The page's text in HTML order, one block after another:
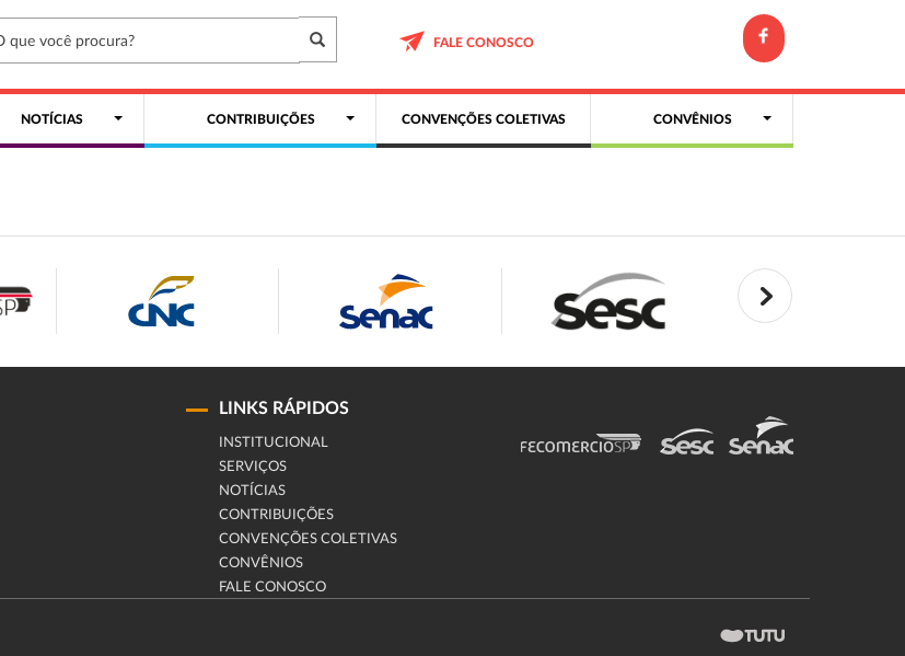
FALE CONOSCO
NOTÍCIAS CONTRIBUIÇÕES CONVENÇÕES COLETIVAS CONVÊNIOS
LINKS RÁPIDOS
INSTITUCIONAL
SERVIÇOS
NOTÍCIAS
CONTRIBUIÇÕES
CONVENÇÕES COLETIVAS
CONVÊNIOS
FALE CONOSCO